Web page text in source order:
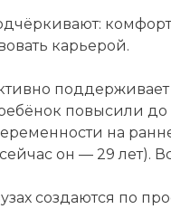
карьерой.
поддерживает
повысили до
беременности на
он — 29 лет).
создаются по